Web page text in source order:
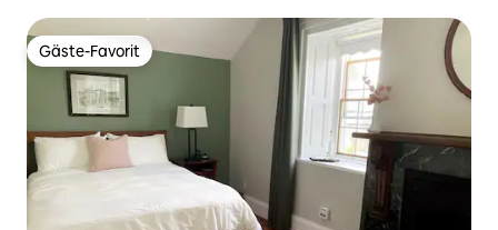
Gäste-Favorit
Gäste-Favorit